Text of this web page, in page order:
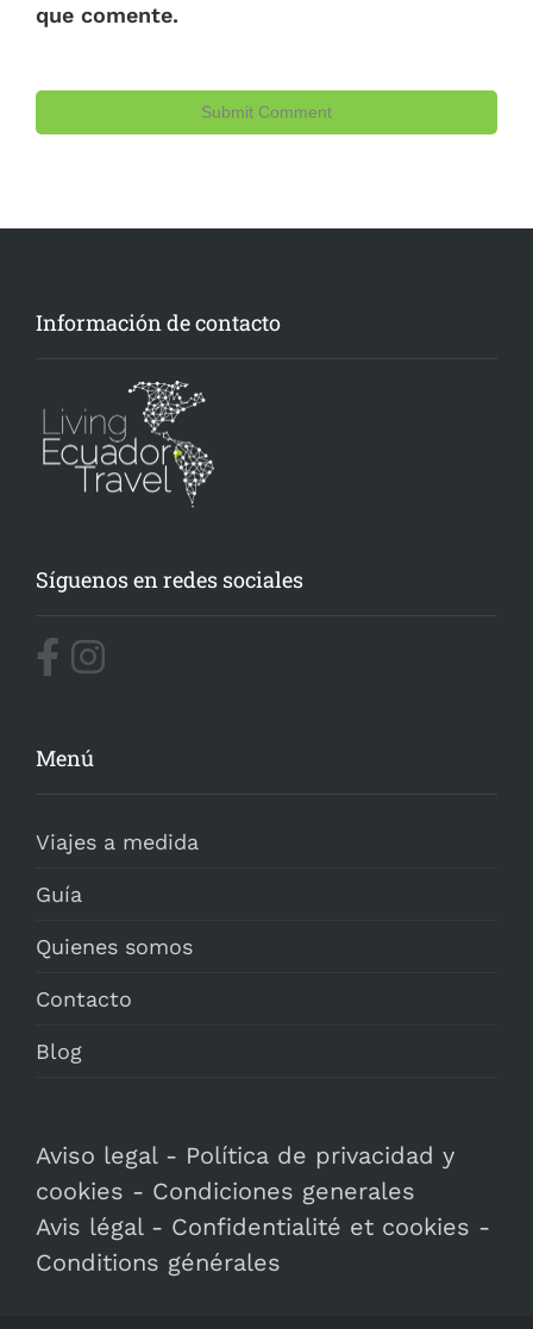
que comente.
Información de contacto
Síguenos en redes sociales
Menú
Viajes a medida
Guía
Quienes somos
Contacto
Blog
Aviso legal- Política de privacidad y
cookies - Condiciones generales
Avis légal- Confidentialité et cookies -
Conditions générales